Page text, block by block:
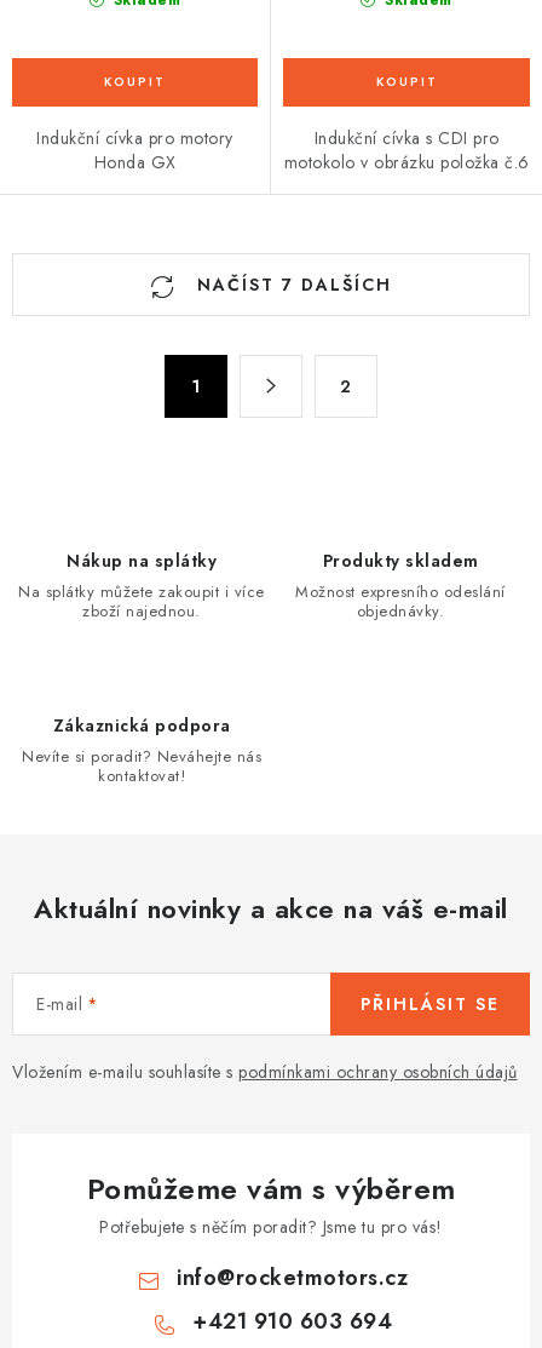
Indukční cívka pro motory
Honda GX
Indukční cívka s CDI pro
motokolo v obrázku položka č.6
v
p
NAČÍST 7 DALŠÍCH
á
1 2
Nákup na splátky
Na splátky můžete zakoupit i více
zboží najednou.
Produkty skladem
Možnost expresního odeslání
objednávky.
Zákaznická podpora
Nevíte si poradit? Neváhejte nás
kontaktovat!
Aktuální novinky a akce na váš e-mail
E-mail
Vložením e-mailu souhlasíte s podmínkami ochrany osobních údajů
PŘIHLÁSIT SE
Pomůžeme vám s výběrem
Potřebujete s něčím poradit? Jsme tu pro vás!
info@rocketmotors.cz
+421 910 603 694